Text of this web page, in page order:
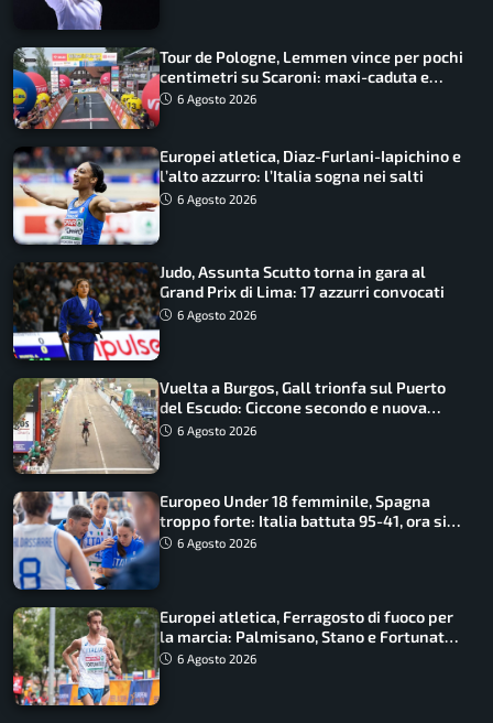
Tour de Pologne, Lemmen vince per pochi
centimetri su Scaroni: maxi-caduta e
tappa accorciata
6 Agosto 2026
Europei atletica, Diaz-Furlani-Iapichino e
l’alto azzurro: l’Italia sogna nei salti
6 Agosto 2026
Judo, Assunta Scutto torna in gara al
Grand Prix di Lima: 17 azzurri convocati
6 Agosto 2026
Vuelta a Burgos, Gall trionfa sul Puerto
del Escudo: Ciccone secondo e nuova
maglia di leader
6 Agosto 2026
Europeo Under 18 femminile, Spagna
troppo forte: Italia battuta 95-41, ora si
gioca il Mondiale
6 Agosto 2026
Europei atletica, Ferragosto di fuoco per
la marcia: Palmisano, Stano e Fortunato
guidano l’Italia
6 Agosto 2026